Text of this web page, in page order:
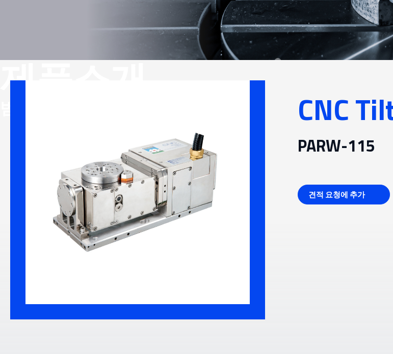
유압 인덱스 테이블
스윙 스핀들 헤드
CNC 회전 테이블 (스테인리스 스틸) - 방전 가
3C 첨단 산업, 반도
품
공작기계 부품 가
의료 산업
가상 쇼룸
제품소개
CNC
PARW-115
견적 요청에 추가